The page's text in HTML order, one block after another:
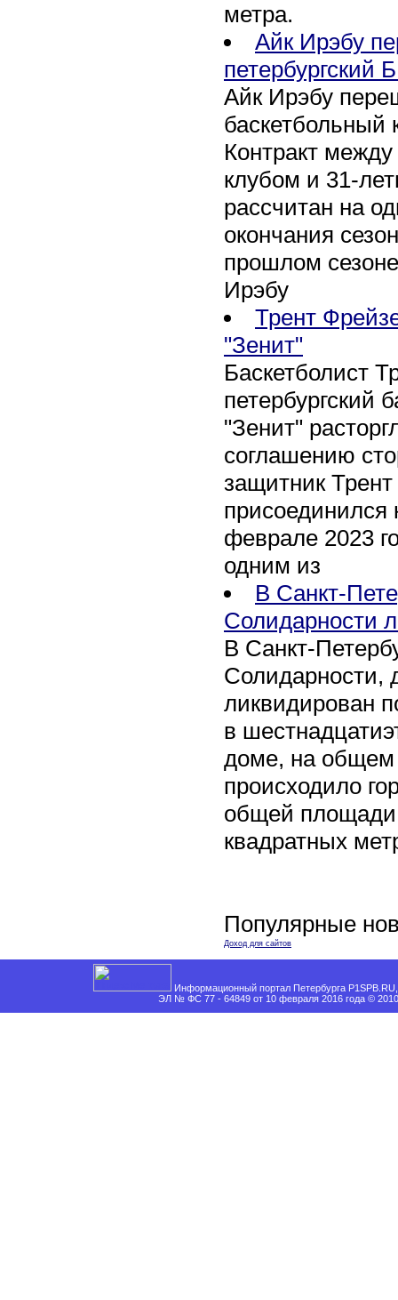
метра.
Айк Ирэбу
петербургский
Айк Ирэбу
баскетбольный
Контракт между
клубом и 31-
рассчитан на
окончания
прошлом
Ирэбу
Трент
"Зенит"
Баскетболист
петербургский
"Зенит"
соглашению
защитник
присоединился
феврале 2023
одним из
В Санкт-
Солидарности
В Санкт-
Солидарности,
ликвидирован
в
доме, на общем
происходило
общей площади
квадратных
Популярные
Доход для сайтов
Информационный портал Петербурга
ЭЛ № ФС 77 - 64849 от 10 февраля 2016 года ©